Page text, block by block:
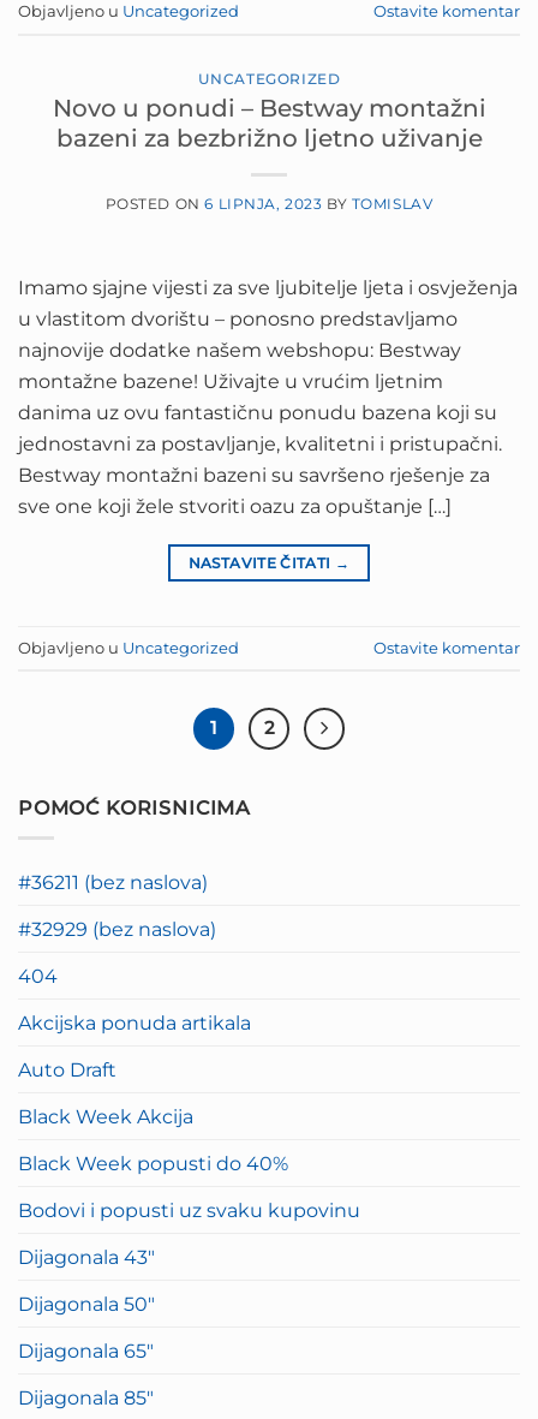
Objavljeno u Uncategorized Ostavite komentar
UNCATEGORIZED
Novo u ponudi – Bestway montažni
bazeni za bezbrižno ljetno uživanje
POSTED ON6 LIPNJA, 2023 BY TOMISLAV
Imamo sjajne vijesti za sve ljubitelje ljeta i osvježenja
u vlastitom dvorištu – ponosno predstavljamo
najnovije dodatke našem webshopu: Bestway
montažne bazene! Uživajte u vrućim ljetnim
danima uz ovu fantastičnu ponudu bazena koji su
jednostavni za postavljanje, kvalitetni i pristupačni.
Bestway montažni bazeni su savršeno rješenje za
sve one koji žele stvoriti oazu za opuštanje […]
NASTAVITE ČITATI →
Objavljeno u Uncategorized Ostavite komentar
1 2
POMOĆ KORISNICIMA
#36211 (bez naslova)
#32929 (bez naslova)
404
Akcijska ponuda artikala
Auto Draft
Black Week Akcija
Black Week popusti do 40%
Bodovi i popusti uz svaku kupovinu
Dijagonala 43″
Dijagonala 50″
Dijagonala 65″
Dijagonala 85″